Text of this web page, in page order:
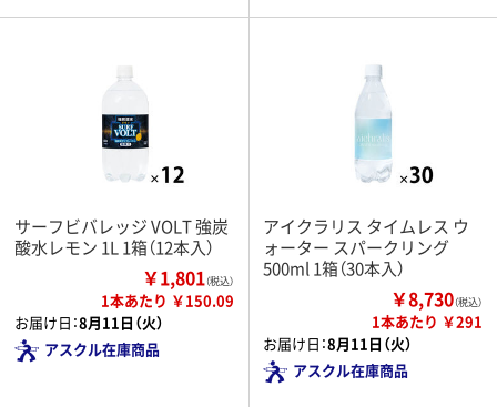
サーフビバレッジ VOLT 強炭
酸水レモン 1L 1箱（12本入）
￥1,801（税込）
1本あたり ￥150.09
お届け日：8月11日（火）
アスクル在庫商品
アイクラリス タイムレス ウ
ォーター スパークリング
500ml 1箱（30本入）
￥8,730（税込）
1本あたり ￥291
お届け日：8月11日（火）
アスクル在庫商品